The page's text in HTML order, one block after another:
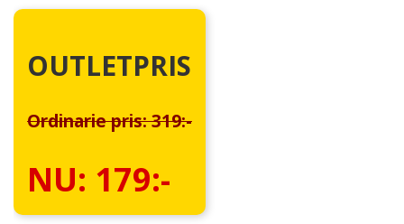
OUTLETPRIS
Ordinarie pris: 319:-
NU: 179:-